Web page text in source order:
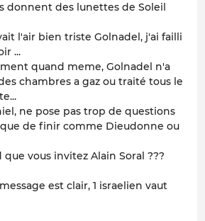
donnent des lunettes de Soleil
l'air bien triste Golnadel, j'ai failli
...
quand meme, Golnadel n'a
chambres a gaz ou traité tous le
ne pose pas trop de questions
de finir comme Dieudonne ou
vous invitez Alain Soral ???
est clair, 1 israelien vaut